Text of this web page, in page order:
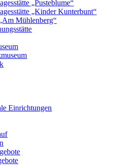
„Pusteblume“
„Kinder Kunterbunt“
Mühlenberg“
Einrichtungen